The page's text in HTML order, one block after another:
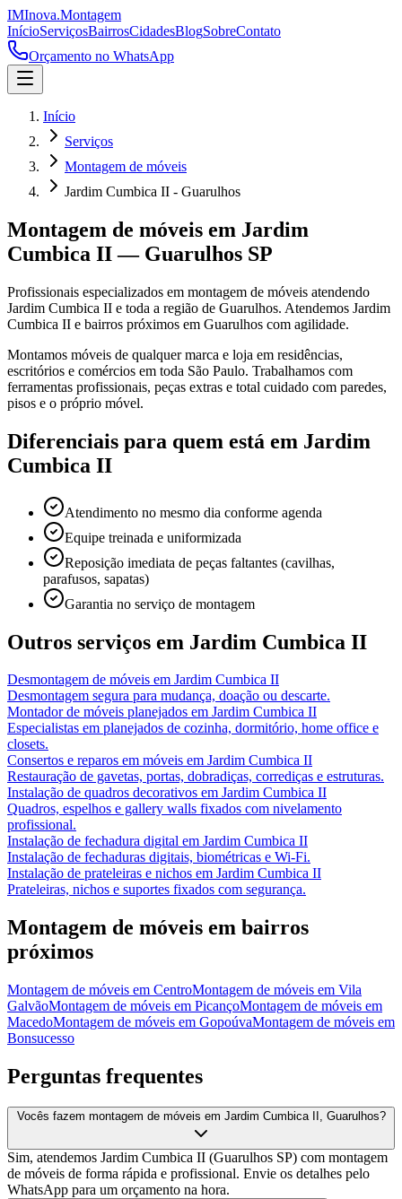
IMInova.Montagem
InícioServiçosBairrosCidadesBlogSobreContato
Orçamento no WhatsApp
Início
Serviços
Montagem de móveis
Jardim Cumbica II - Guarulhos
Montagem de móveis em Jardim
Cumbica II— Guarulhos SP
Profissionais especializados em montagem de móveis atendendo
Jardim Cumbica II e toda a região de Guarulhos. Atendemos Jardim
Cumbica II e bairros próximos em Guarulhos com agilidade.
Montamos móveis de qualquer marca e loja em residências,
escritórios e comércios em toda São Paulo. Trabalhamos com
ferramentas profissionais, peças extras e total cuidado com paredes,
pisos e o próprio móvel.
Diferenciais para quem está em Jardim
Cumbica II
Atendimento no mesmo dia conforme agenda
Equipe treinada e uniformizada
Reposição imediata de peças faltantes (cavilhas,
parafusos, sapatas)
Garantia no serviço de montagem
Outros serviços em Jardim Cumbica II
Desmontagem de móveis em Jardim Cumbica II
Desmontagem segura para mudança, doação ou descarte.
Montador de móveis planejados em Jardim Cumbica II
Especialistas em planejados de cozinha, dormitório, home office e
closets.
Consertos e reparos em móveis em Jardim Cumbica II
Restauração de gavetas, portas, dobradiças, corrediças e estruturas.
Instalação de quadros decorativos em Jardim Cumbica II
Quadros, espelhos e gallery walls fixados com nivelamento
profissional.
Instalação de fechadura digital em Jardim Cumbica II
Instalação de fechaduras digitais, biométricas e Wi-Fi.
Instalação de prateleiras e nichos em Jardim Cumbica II
Prateleiras, nichos e suportes fixados com segurança.
Montagem de móveis em bairros
próximos
Montagem de móveis em CentroMontagem de móveis em Vila
GalvãoMontagem de móveis em PicançoMontagem de móveis em
MacedoMontagem de móveis em GopoúvaMontagem de móveis em
Bonsucesso
Perguntas frequentes
Vocês fazem montagem de móveis em Jardim Cumbica II, Guarulhos?
Sim, atendemos Jardim Cumbica II (Guarulhos SP) com montagem
de móveis de forma rápida e profissional. Envie os detalhes pelo
WhatsApp para um orçamento na hora.